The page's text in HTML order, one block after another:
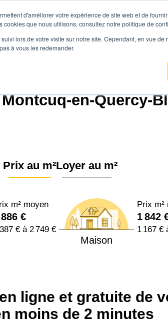
d'améliorer votre expérience de site web et de
que nous utilisons, consultez notre politique de
lors de votre visite sur notre site. Cependant, en vue de
à vous les redemander.
Prix immobilier Vendre avec
Montcuq-en-Quercy-Blanc
en-Quercy-
Prix au m²
m² moyen
886 €
€ à 2 749 €
Loyer au m²
Maison
Prix m²
1 842
1 167 €
ligne et gratuite de
moins de 2 minutes